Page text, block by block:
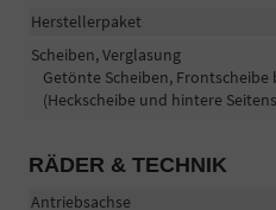
Herstellerpaket
Scheiben, Verglasung
Getönte Scheiben, Frontscheibe
(Heckscheibe und hintere
RÄDER & TECHNIK
Antriebsachse